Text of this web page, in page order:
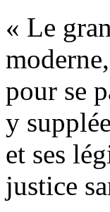
« Le
pour se
y
et ses
justice